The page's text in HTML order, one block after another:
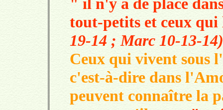
tout-petits et ceux
19-14 ; Marc 10-13-14)
Ceux qui vivent sous
c'est-à-dire dans
peuvent connaître la